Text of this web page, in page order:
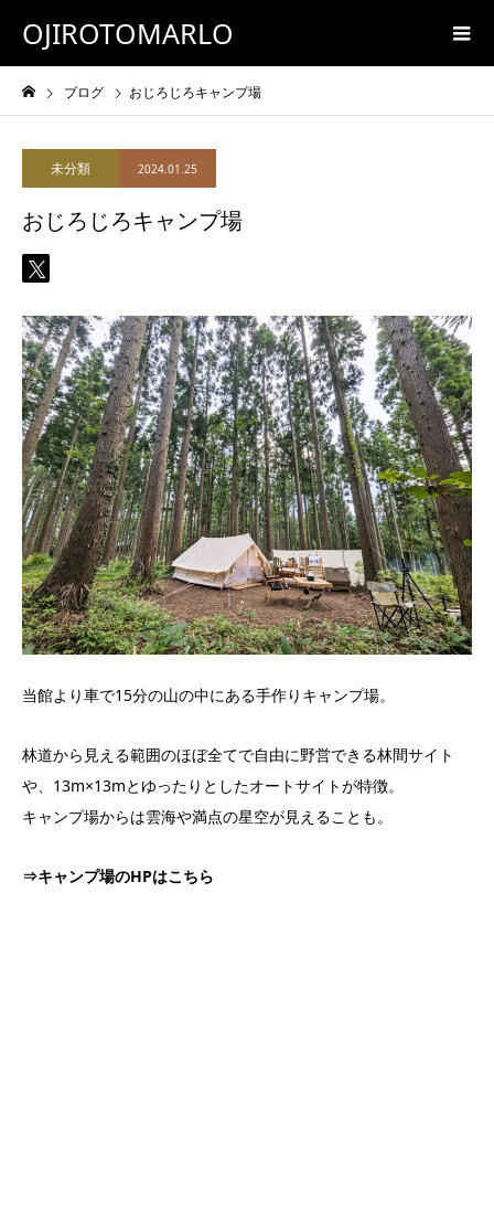
OJIROTOMARLO
ブログ おじろじろキャンプ場
未分類 2024.01.25
おじろじろキャンプ場
当館より車で15分の山の中にある手作りキャンプ場。
林道から見える範囲のほぼ全てで自由に野営できる林間サイト
や、13m×13mとゆったりとしたオートサイトが特徴。
キャンプ場からは雲海や満点の星空が見えることも。
⇒キャンプ場のHPはこちら